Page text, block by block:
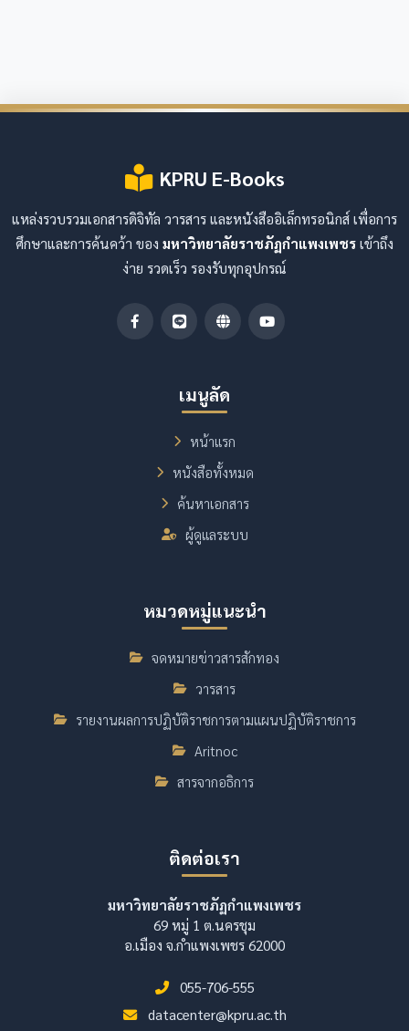
KPRU E-Books
แหล่งรวบรวมเอกสารดิจิทัล วารสาร และหนังสืออิเล็กทรอนิกส์ เพื่อการ
ศึกษาและการค้นคว้า ของ มหาวิทยาลัยราชภัฏกำแพงเพชร เข้าถึง
ง่าย รวดเร็ว รองรับทุกอุปกรณ์
เมนูลัด
หน้าแรก
หนังสือทั้งหมด
ค้นหาเอกสาร
ผู้ดูแลระบบ
หมวดหมู่แนะนำ
จดหมายข่าวสารสักทอง
วารสาร
รายงานผลการปฏิบัติราชการตามแผนปฏิบัติราชการ
Aritnoc
สารจากอธิการ
ติดต่อเรา
มหาวิทยาลัยราชภัฏกำแพงเพชร
69 หมู่ 1 ต.นครชุม
อ.เมือง จ.กำแพงเพชร 62000
055-706-555
datacenter@kpru.ac.th